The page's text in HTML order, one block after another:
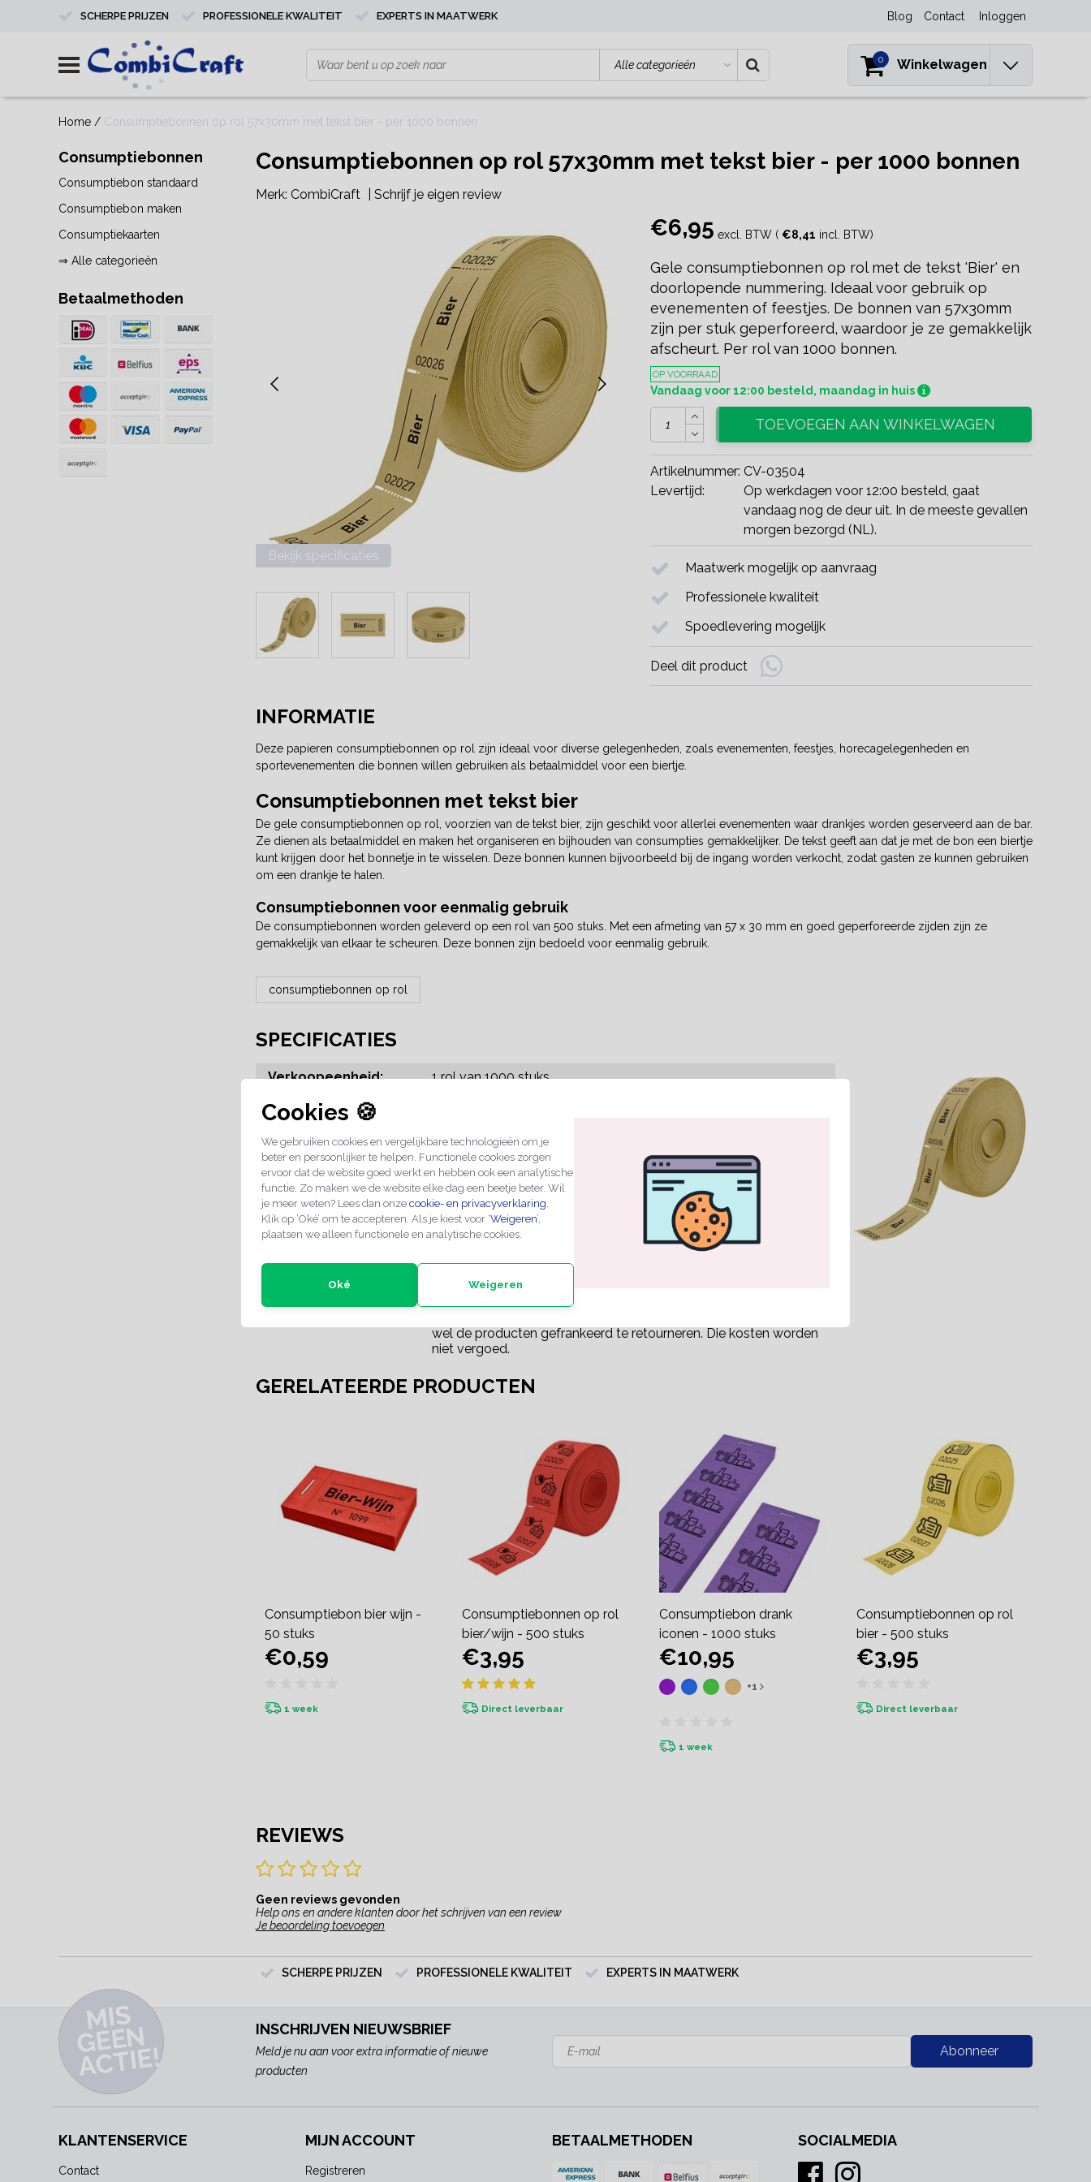
Cookies 🍪
We gebruiken cookies en vergelijkbare technologieën om je
beter en persoonlijker te helpen. Functionele cookies zorgen
ervoor dat de website goed werkt en hebben ook een analytische
functie. Zo maken we de website elke dag een beetje beter. Wil
je meer weten? Lees dan onze cookie- en privacyverklaring
Klik op ‘Oké’ om te accepteren. Als je kiest voor ‘Weigeren’,
plaatsen we alleen functionele en analytische cookies.
Oké Weigeren
SCHERPE PRIJZEN PROFESSIONELE KWALITEIT EXPERTS IN MAATWERK Blog Contact Inloggen
0 Winkelwagen
Home / Consumptiebonnen op rol 57x30mm met tekst bier - per 1000 bonnen
Consumptiebonnen
Consumptiebon standaard
Consumptiebon maken
Consumptiekaarten
⇒ Alle categorieën
Betaalmethoden
Consumptiebonnen op rol 57x30mm met tekst bier - per 1000 bonnen
Merk: CombiCraft Schrijf je eigen review
Bekijk specificaties
€6,95 excl. BTW ( €8,41 incl. BTW)
Gele consumptiebonnen op rol met de tekst 'Bier' en
doorlopende nummering. Ideaal voor gebruik op
evenementen of feestjes. De bonnen van 57x30mm
zijn per stuk geperforeerd, waardoor je ze gemakkelijk
afscheurt. Per rol van 1000 bonnen.
OP VOORRAAD
Vandaag voor 12:00 besteld, maandag in huis
TOEVOEGEN AAN WINKELWAGEN
Artikelnummer: CV-03504
Levertijd:
Op werkdagen voor 12:00 besteld, gaat
vandaag nog de deur uit. In de meeste gevallen
morgen bezorgd (NL).
Maatwerk mogelijk op aanvraag
Professionele kwaliteit
Spoedlevering mogelijk
Deel dit product
INFORMATIE
Deze papieren consumptiebonnen op rol zijn ideaal voor diverse gelegenheden, zoals evenementen, feestjes, horecagelegenheden en
sportevenementen die bonnen willen gebruiken als betaalmiddel voor een biertje.
Consumptiebonnen met tekst bier
De gele consumptiebonnen op rol, voorzien van de tekst bier, zijn geschikt voor allerlei evenementen waar drankjes worden geserveerd aan de bar.
Ze dienen als betaalmiddel en maken het organiseren en bijhouden van consumpties gemakkelijker. De tekst geeft aan dat je met de bon een biertje
kunt krijgen door het bonnetje in te wisselen. Deze bonnen kunnen bijvoorbeeld bij de ingang worden verkocht, zodat gasten ze kunnen gebruiken
om een drankje te halen.
Consumptiebonnen voor eenmalig gebruik
De consumptiebonnen worden geleverd op een rol van 500 stuks. Met een afmeting van 57 x 30 mm en goed geperforeerde zijden zijn ze
gemakkelijk van elkaar te scheuren. Deze bonnen zijn bedoeld voor eenmalig gebruik.
consumptiebonnen op rol
SPECIFICATIES
Verkoopeenheid:
1 rol van 1000 stuks
Materiaal:
Maat:
57 x 30 mm
Kleur:
Geel
Uitvoering:
Consumptiebon op rol
Bedrukking:
Tekst 'Bier' en doorlopende nummering
Veiligheid:
De bon is voorzien van doorlopende nummering
Milieuvriendelijkheid:
Papier is grotendeels biologisch afbreekbaar, de inkt niet
wel de producten gefrankeerd te retourneren. Die kosten worden
niet vergoed.
GERELATEERDE PRODUCTEN
Consumptiebon bier wijn -
50 stuks
€0,59
1 week
Consumptiebonnen op rol
bier/wijn - 500 stuks
€3,95
Direct leverbaar
Consumptiebon drank
iconen - 1000 stuks
€10,95
+1
1 week
Consumptiebonnen op rol
bier - 500 stuks
€3,95
Direct leverbaar
REVIEWS
Geen reviews gevonden
Help ons en andere klanten door het schrijven van een review
Je beoordeling toevoegen
SCHERPE PRIJZEN PROFESSIONELE KWALITEIT EXPERTS IN MAATWERK
MI
S
G
E
E
N
A
C
TI
E!
INSCHRIJVEN NIEUWSBRIEF
Meld je nu aan voor extra informatie of nieuwe
producten
Abonneer
KLANTENSERVICE
Contact
MIJN ACCOUNT
Registreren
BETAALMETHODEN SOCIALMEDIA